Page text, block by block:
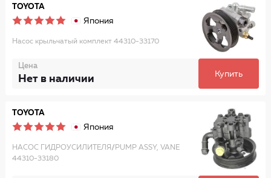
TOYOTA
Япония
Насос крыльчатый комплект 44310-33170
Цена
Нет в наличии Купить
TOYOTA
Япония
НАСОС ГИДРОУСИЛИТЕЛЯ//PUMP ASSY, VANE
44310-33180